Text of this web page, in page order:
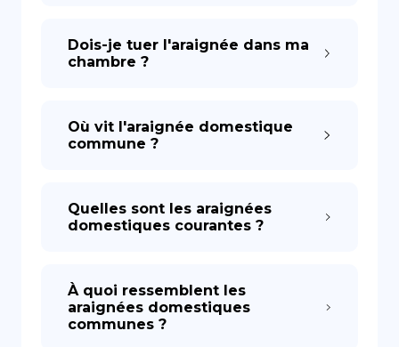
Dois-je tuer l'araignée dans ma
chambre ?
Où vit l'araignée domestique
commune ?
Quelles sont les araignées
domestiques courantes ?
À quoi ressemblent les
araignées domestiques
communes ?